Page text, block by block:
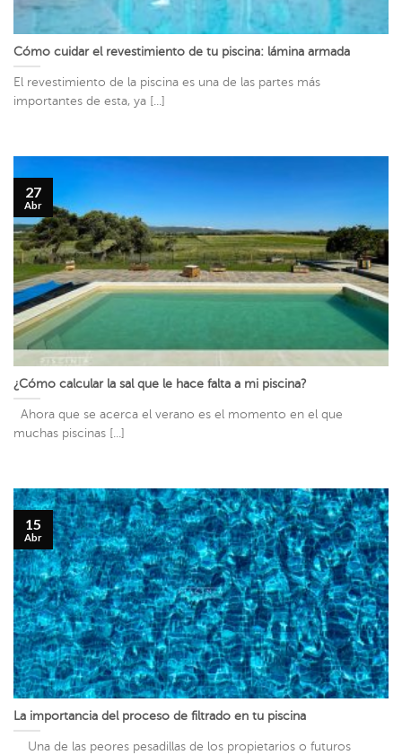
Cómo cuidar el revestimiento de tu piscina: lámina armada
El revestimiento de la piscina es una de las partes más
importantes de esta, ya [...]
¿Cómo calcular la sal que le hace falta a mi piscina?
Ahora que se acerca el verano es el momento en el que
muchas piscinas [...]
27
Abr
La importancia del proceso de filtrado en tu piscina
Una de las peores pesadillas de los propietarios o futuros
15
Abr